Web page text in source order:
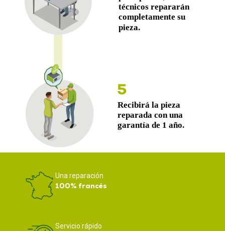
Una reparación
100% francés
Servicio rápido